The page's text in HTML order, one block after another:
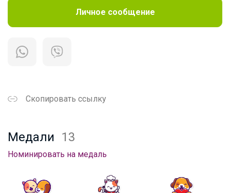
Личное сообщение
Скопировать ссылку
Медали 13
Номинировать на медаль